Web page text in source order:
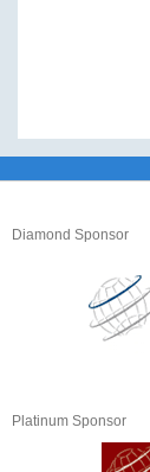
Diamond Sponsor
Platinum Sponsor